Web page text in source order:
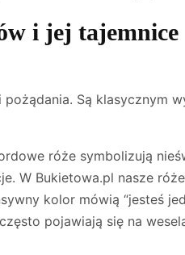
i jej tajemnice
Są klasycznym
róże symbolizują
W Bukietowa.pl nasze
kolor mówią “jesteś
pojawiają się na